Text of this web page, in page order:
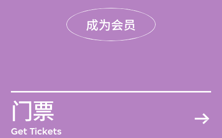
成为会员
门票
Get Tickets